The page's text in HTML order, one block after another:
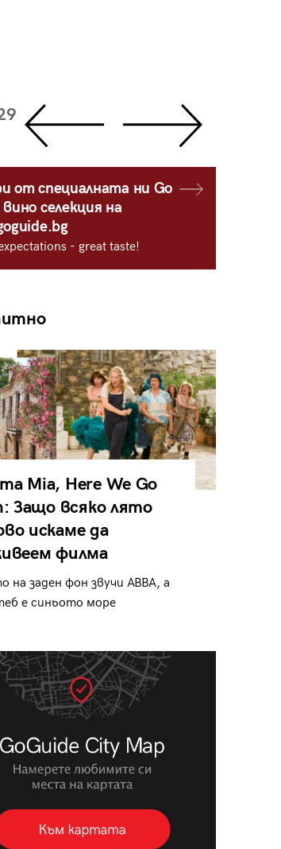
от специалната ни Go
селекция на
- great taste!
Mia, Here We Go
Защо всяко лято
искаме да
филма
на заден фон звучи ABBA, а
е синьото море